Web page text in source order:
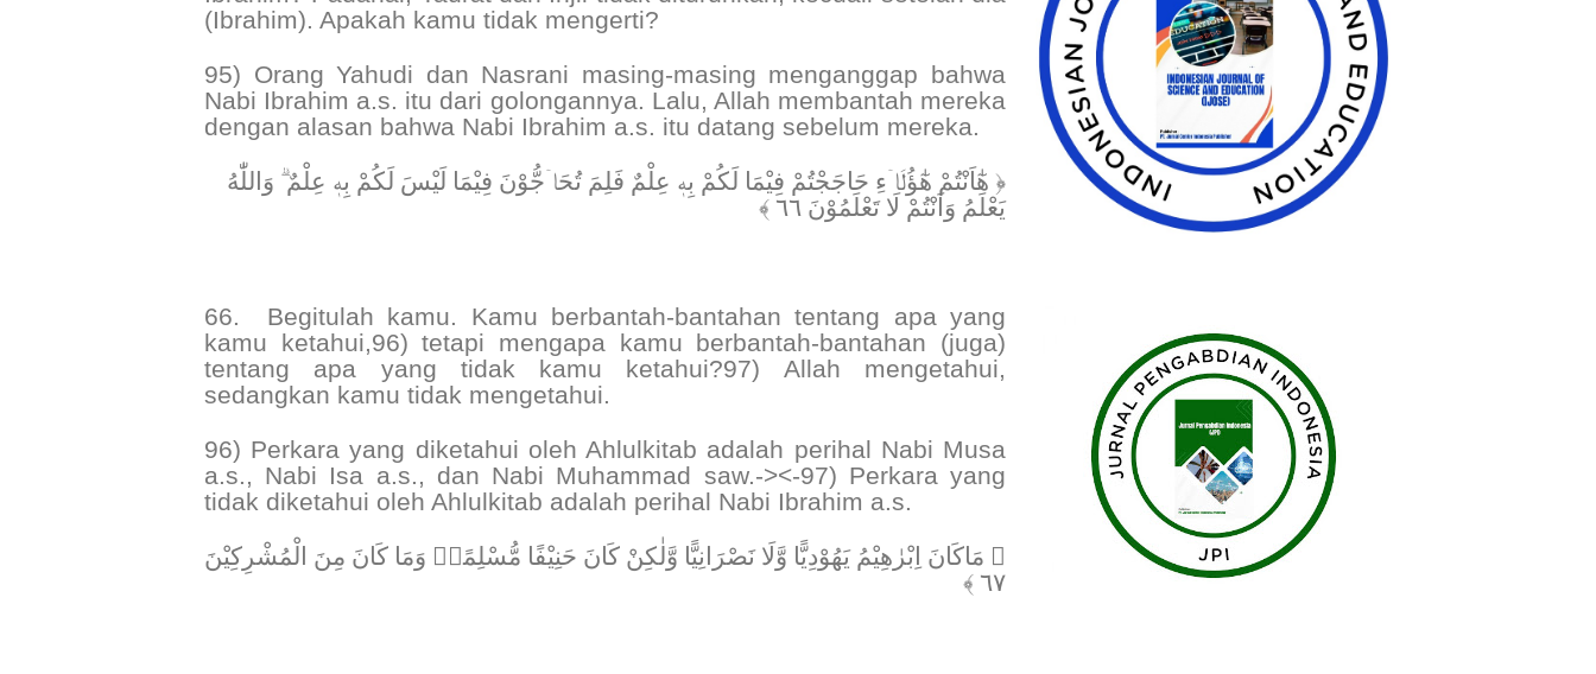
(Ibrahim). Apakah kamu tidak mengerti?
95) Orang Yahudi dan Nasrani masing-masing menganggap bahwa
Nabi Ibrahim a.s. itu dari golongannya. Lalu, Allah membantah mereka
dengan alasan bahwa Nabi Ibrahim a.s. itu datang sebelum mereka.
﴿ هٰٓاَنْتُمْ هٰٓؤُلَاۤءِ حَاجَجْتُمْ فِيْمَا لَكُمْ بِهٖ عِلْمٌ فَلِمَ تُحَاۤجُّوْنَ فِيْمَا لَيْسَ لَكُمْ بِهٖ عِلْمٌ ۗ وَاللّٰهُ
يَعْلَمُ وَاَنْتُمْ لَا تَعْلَمُوْنَ ٦٦ ﴾
66.
Begitulah kamu. Kamu berbantah-bantahan tentang apa yang
kamu ketahui,96) tetapi mengapa kamu berbantah-bantahan (juga)
tentang apa yang tidak kamu ketahui?97) Allah mengetahui,
sedangkan kamu tidak mengetahui.
96) Perkara yang diketahui oleh Ahlulkitab adalah perihal Nabi Musa
a.s., Nabi Isa a.s., dan Nabi Muhammad saw.-><-97) Perkara yang
tidak diketahui oleh Ahlulkitab adalah perihal Nabi Ibrahim a.s.
﴿ مَاكَانَ اِبْرٰهِيْمُ يَهُوْدِيًّا وَّلَا نَصْرَانِيًّا وَّلٰكِنْ كَانَ حَنِيْفًا مُّسْلِمًاۗ وَمَا كَانَ مِنَ الْمُشْرِكِيْنَ
٦٧ ﴾